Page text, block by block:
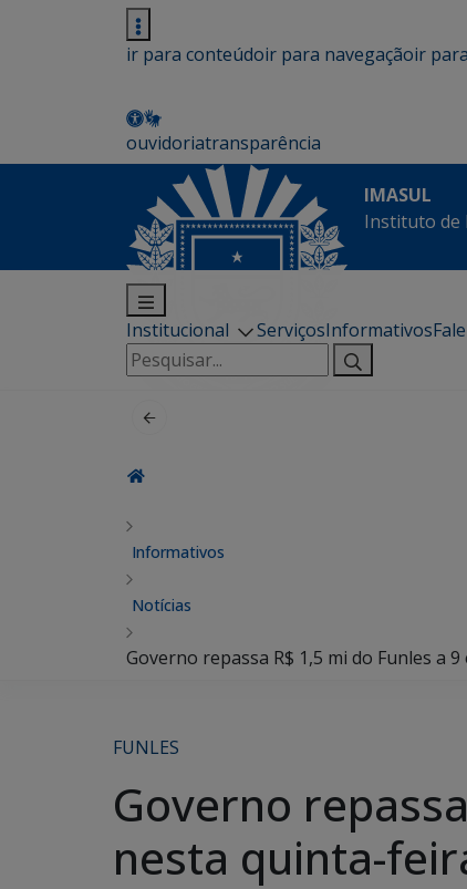
ir para conteúdoir para navegaçãoir
ouvidoriatransparência
IMASUL
Instituto de
Institucional ServiçosInformativos
Pesquisar
por:
Informativos
Notícias
Governo repassa R$ 1,5 mi do Funles a
FUNLES
Governo
nesta quinta-